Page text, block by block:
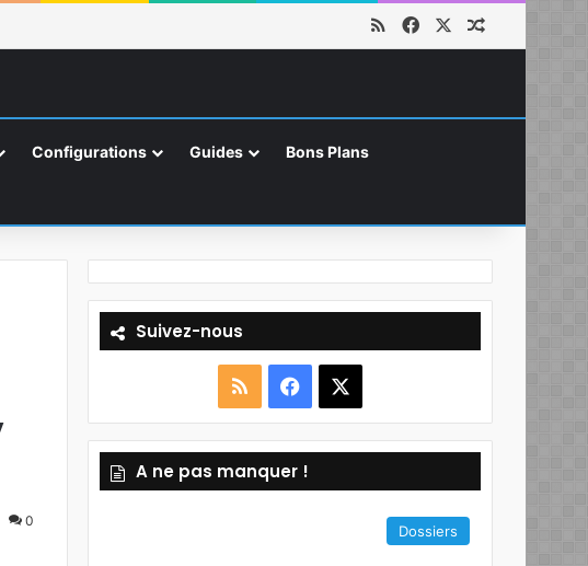
RSSFacebookArticle
Configurations Guides Bons Plans
0
Suivez-nous
RSS Facebook
A ne pas manquer !
Dossiers